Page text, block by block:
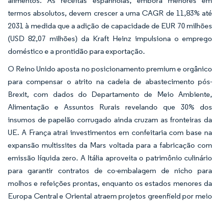
termos absolutos, devem crescer a uma CAGR de 11,83% até
2031 à medida que a adição de capacidade de EUR 70 milhões
(USD 82,07 milhões) da Kraft Heinz impulsiona o emprego
doméstico e a prontidão para exportação.
O Reino Unido aposta no posicionamento premium e orgânico
para compensar o atrito na cadeia de abastecimento pós-
Brexit, com dados do Departamento de Meio Ambiente,
Alimentação e Assuntos Rurais revelando que 30% dos
insumos de papelão corrugado ainda cruzam as fronteiras da
UE. A França atrai investimentos em confeitaria com base na
expansão multissites da Mars voltada para a fabricação com
emissão líquida zero. A Itália aproveita o patrimônio culinário
para garantir contratos de co-embalagem de nicho para
molhos e refeições prontas, enquanto os estados menores da
Europa Central e Oriental atraem projetos greenfield por meio